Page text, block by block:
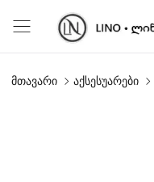
მთავარი აქსესუარები